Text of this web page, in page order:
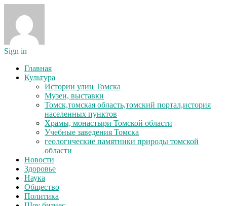
Sign in
Главная
Культура
Истории улиц Томска
Музеи, выставки
Томск,томская область,томский портал,история
населенных пунктов
Храмы, монастыри Томской области
Учебные заведения Томска
геологические памятники природы томской
области
Новости
Здоровье
Наука
Общество
Политика